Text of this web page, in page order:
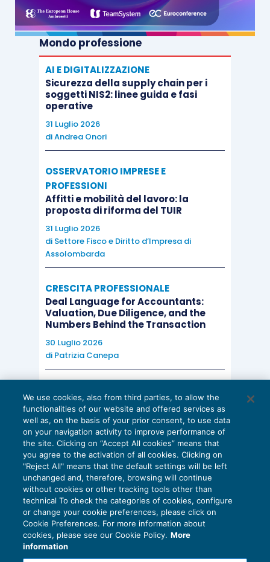
Mondo professione
AI E DIGITALIZZAZIONE
Sicurezza della supply chain per i
soggetti NIS2: linee guida e fasi
operative
31 Luglio 2026
diAndrea Onori
OSSERVATORIO IMPRESE E
PROFESSIONI
Affitti e mobilità del lavoro: la
proposta di riforma del TUIR
31 Luglio 2026
di Settore Fisco e Diritto d’Impresa di
Assolombarda
CRESCITA PROFESSIONALE
Deal Language for Accountants:
Valuation, Due Diligence, and the
Numbers Behind the Transaction
30 Luglio 2026
di Patrizia Canepa
EU AI Act e studi professionali: le
scadenze concrete
27 Luglio 2026
di Diego BarberieStefano Dovier
Privacy Policy
Cookie Policy
We use cookies, also from third parties, to allow the
functionalities of our website and offered services as
well as, on the basis of your prior consent, to use data
on your navigation activity to improve performance of
the site. Clicking on “Accept All cookies” means that
you agree to the activation of all cookies. Clicking on
"Reject All" means that the default settings will be left
unchanged and, therefore, browsing will continue
without cookies or other tracking tools other than
technical To check the categories of cookies, configure
or change your cookie preferences, please click on
Cookie Preferences. For more information about
cookies, please see our Cookie Policy. More
information